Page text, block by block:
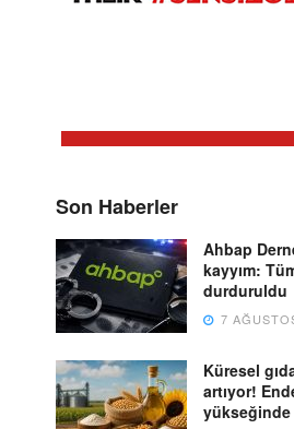
Son Haberler
Ahbap
kayyım:
durduruldu
7
Küresel
artıyor!
yükseğinde